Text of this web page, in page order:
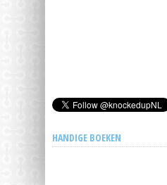
HANDIGE BOEKEN